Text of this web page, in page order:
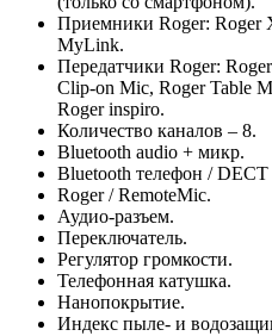
Приемники Roger: Roger
MyLink.
Передатчики Roger:
Clip-on Mic, Roger Table
Roger inspiro.
Количество каналов – 8.
Bluetooth audio + микр.
Bluetooth телефон /
Roger / RemoteMic.
Аудио-разъем.
Переключатель.
Регулятор громкости.
Телефонная катушка.
Нанопокрытие.
Индекс пыле- и